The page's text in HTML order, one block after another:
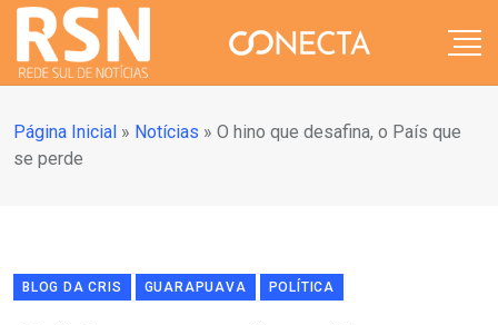
Página Inicial » Notícias » O hino que desafina, o País que
se perde
BLOG DA CRIS GUARAPUAVA POLÍTICA